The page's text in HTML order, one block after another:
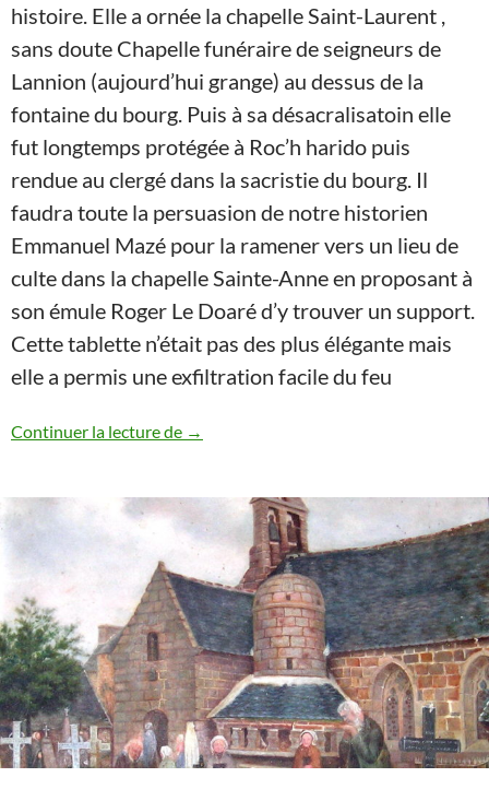
histoire. Elle a ornée la chapelle Saint-Laurent ,
sans doute Chapelle funéraire de seigneurs de
Lannion (aujourd’hui grange) au dessus de la
fontaine du bourg. Puis à sa désacralisatoin elle
fut longtemps protégée à Roc’h harido puis
rendue au clergé dans la sacristie du bourg. Il
faudra toute la persuasion de notre historien
Emmanuel Mazé pour la ramener vers un lieu de
culte dans la chapelle Sainte-Anne en proposant à
son émule Roger Le Doaré d’y trouver un support.
Cette tablette n’était pas des plus élégante mais
elle a permis une exfiltration facile du feu
Continuer la lecture de CHRONIQUE DE LA
→